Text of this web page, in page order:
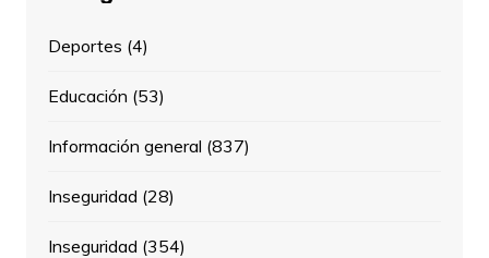
Deportes (4)
Educación (53)
Información general (837)
Inseguridad (28)
Inseguridad (354)